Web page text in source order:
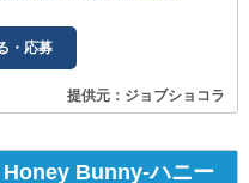
・応募
提供元：ジョブショコラ
Honey Bunny-ハニー